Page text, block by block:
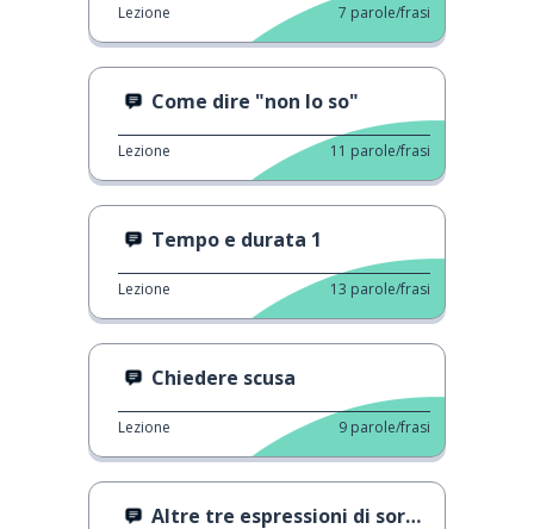
Lezione 7 parole/frasi
Come dire "non lo so"
Lezione 11 parole/frasi
Tempo e durata 1
Lezione 13 parole/frasi
Chiedere scusa
Lezione 9 parole/frasi
Altre tre espressioni di sorpresa